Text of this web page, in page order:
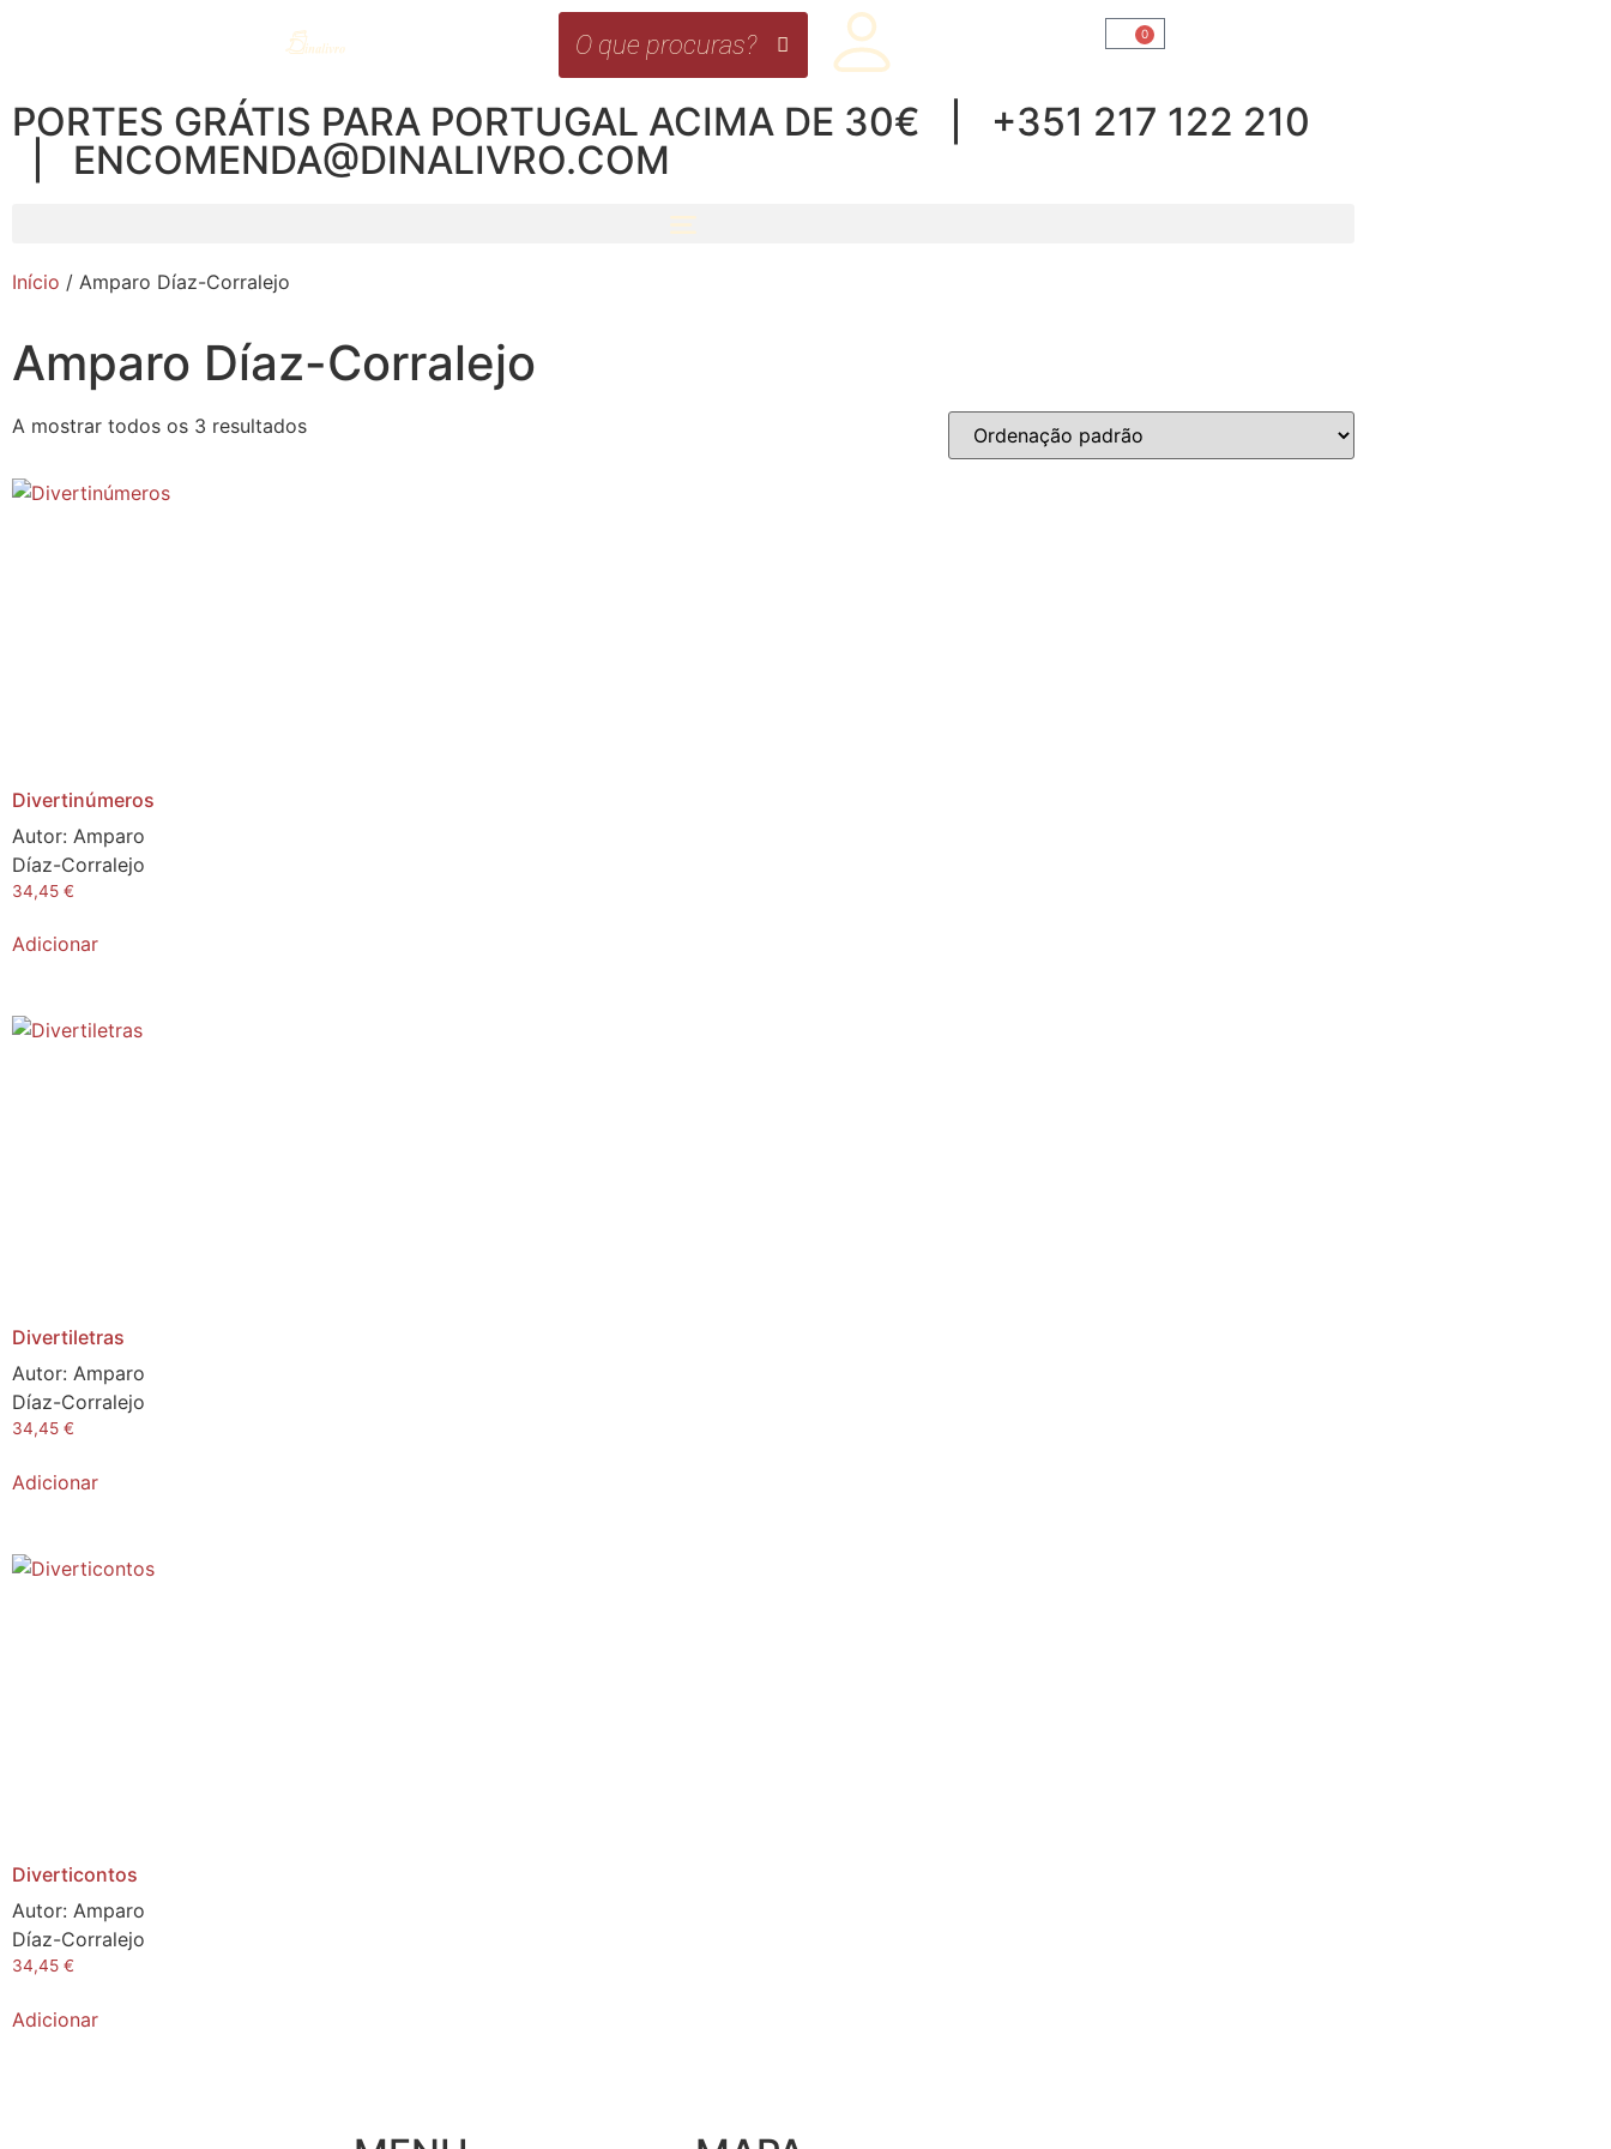
0
PORTES GRÁTIS PARA PORTUGAL ACIMA DE 30€ | +351 217 122 210
| ENCOMENDA@DINALIVRO.COM
Início / Amparo Díaz-Corralejo
Amparo Díaz-Corralejo
A mostrar todos os 3 resultados
Divertinúmeros
Autor: Amparo
Díaz-Corralejo
34,45 €
Adicionar
Divertiletras
Autor: Amparo
Díaz-Corralejo
34,45 €
Adicionar
Diverticontos
Autor: Amparo
Díaz-Corralejo
34,45 €
Adicionar